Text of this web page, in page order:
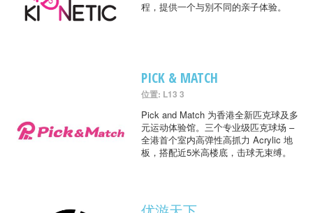
程，提供一个与別不同的亲子体验。
PICK & MATCH
位置: L13 3
Pick and Match 为香港全新匹克球及多
元运动体验馆。三个专业级匹克球场 –
全港首个室内高弹性高抓力 Acrylic 地
板，搭配近5米高楼底，击球无束缚。